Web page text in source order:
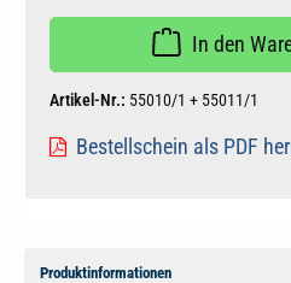
In den
Artikel-Nr.: 55010/1 + 55011/1
Bestellschein als PDF
Produktinformationen